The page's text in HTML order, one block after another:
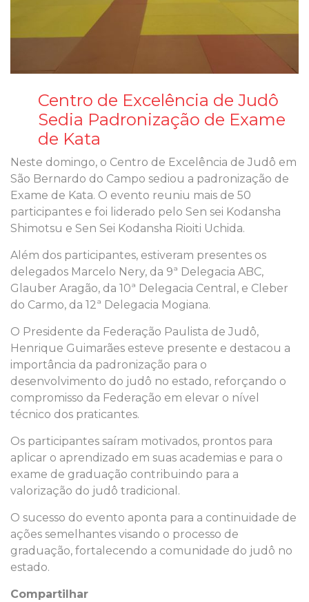
Centro de Excelência de Judô
Sedia Padronização de Exame
de Kata
Neste domingo, o Centro de Excelência de Judô em
São Bernardo do Campo sediou a padronização de
Exame de Kata. O evento reuniu mais de 50
participantes e foi liderado pelo Sen sei Kodansha
Shimotsu e Sen Sei Kodansha Rioiti Uchida.
Além dos participantes, estiveram presentes os
delegados Marcelo Nery, da 9ª Delegacia ABC,
Glauber Aragão, da 10ª Delegacia Central, e Cleber
do Carmo, da 12ª Delegacia Mogiana.
O Presidente da Federação Paulista de Judô,
Henrique Guimarães esteve presente e destacou a
importância da padronização para o
desenvolvimento do judô no estado, reforçando o
compromisso da Federação em elevar o nível
técnico dos praticantes.
Os participantes saíram motivados, prontos para
aplicar o aprendizado em suas academias e para o
exame de graduação contribuindo para a
valorização do judô tradicional.
O sucesso do evento aponta para a continuidade de
ações semelhantes visando o processo de
graduação, fortalecendo a comunidade do judô no
estado.
Compartilhar